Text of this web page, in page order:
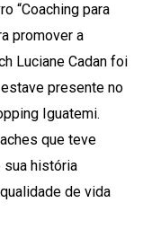
“Coaching para
promover a
Luciane Cadan foi
presente no
Iguatemi.
que teve
sua história
de vida